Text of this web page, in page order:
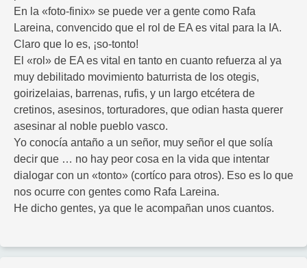
En la «foto-finix» se puede ver a gente como Rafa
Lareina, convencido que el rol de EA es vital para la IA.
Claro que lo es, ¡so-tonto!
El «rol» de EA es vital en tanto en cuanto refuerza al ya
muy debilitado movimiento baturrista de los otegis,
goirizelaias, barrenas, rufis, y un largo etcétera de
cretinos, asesinos, torturadores, que odian hasta querer
asesinar al noble pueblo vasco.
Yo conocía antaño a un señor, muy señor el que solía
decir que … no hay peor cosa en la vida que intentar
dialogar con un «tonto» (cortíco para otros). Eso es lo que
nos ocurre con gentes como Rafa Lareina.
He dicho gentes, ya que le acompañan unos cuantos.